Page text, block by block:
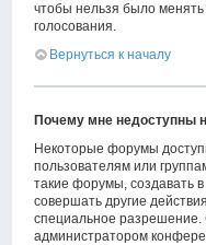
чтобы нельзя было
голосования.
Вернуться к началу
Почему мне недоступны
Некоторые форумы
пользователям или
такие форумы, создавать
совершать другие
специальное
администратором